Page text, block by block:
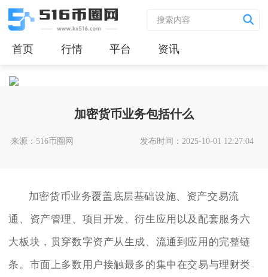
首页 行情 平台 资讯
加密货币业务包括什么
来源：516币圈网 发布时间：2025-10-01 12:27:04
加密货币业务覆盖底层基础设施、资产交易流
通、资产管理、项目开发、衍生应用以及配套服务六
大板块，贯穿数字资产从生成、流通到应用的完整链
条。市面上多数用户接触最多的集中在交易与理财类